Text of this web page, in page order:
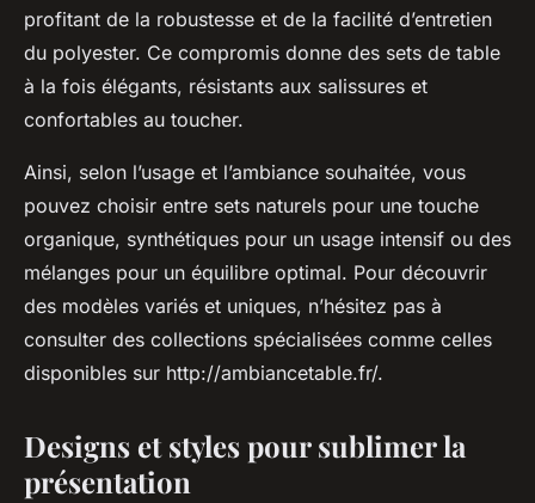
profitant de la robustesse et de la facilité d’entretien
du polyester. Ce compromis donne des sets de table
à la fois élégants, résistants aux salissures et
confortables au toucher.
Ainsi, selon l’usage et l’ambiance souhaitée, vous
pouvez choisir entre sets naturels pour une touche
organique, synthétiques pour un usage intensif ou des
mélanges pour un équilibre optimal. Pour découvrir
des modèles variés et uniques, n’hésitez pas à
consulter des collections spécialisées comme celles
disponibles sur http://ambiancetable.fr/.
Designs et styles pour sublimer la
présentation